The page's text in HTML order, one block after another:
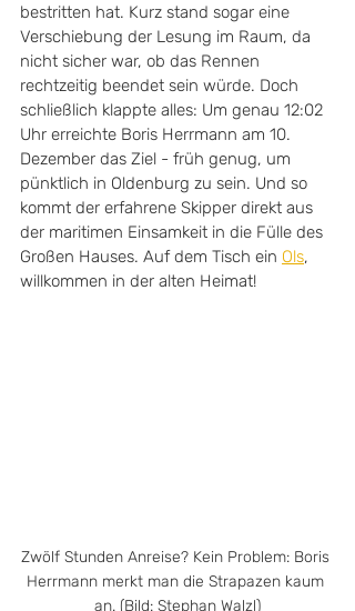
bestritten hat. Kurz stand sogar eine
Verschiebung der Lesung im Raum, da
nicht sicher war, ob das Rennen
rechtzeitig beendet sein würde. Doch
schließlich klappte alles: Um genau 12:02
Uhr erreichte Boris Herrmann am 10.
Dezember das Ziel - früh genug, um
pünktlich in Oldenburg zu sein. Und so
kommt der erfahrene Skipper direkt aus
der maritimen Einsamkeit in die Fülle des
Großen Hauses. Auf dem Tisch ein Ols,
willkommen in der alten Heimat!
Zwölf Stunden Anreise? Kein Problem: Boris
Herrmann merkt man die Strapazen kaum
an. (Bild: Stephan Walzl)